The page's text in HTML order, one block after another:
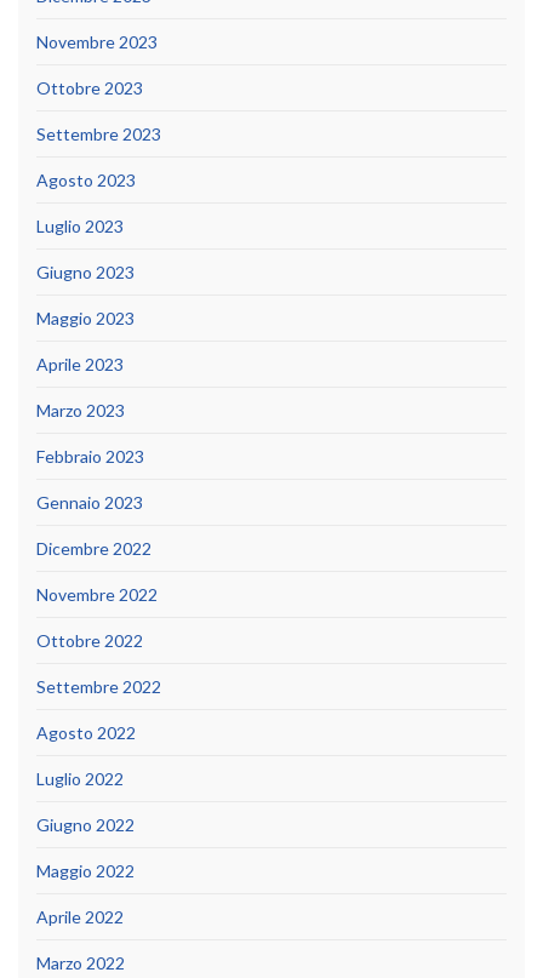
Novembre 2023
Ottobre 2023
Settembre 2023
Agosto 2023
Luglio 2023
Giugno 2023
Maggio 2023
Aprile 2023
Marzo 2023
Febbraio 2023
Gennaio 2023
Dicembre 2022
Novembre 2022
Ottobre 2022
Settembre 2022
Agosto 2022
Luglio 2022
Giugno 2022
Maggio 2022
Aprile 2022
Marzo 2022